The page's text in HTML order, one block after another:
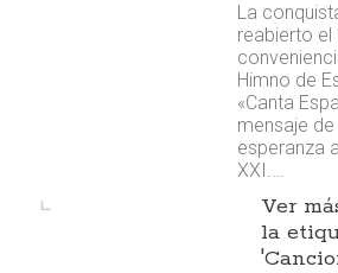
La
reabierto
Himno de
«Canta
mensaje
esperanza
XXI.…
Ver
la